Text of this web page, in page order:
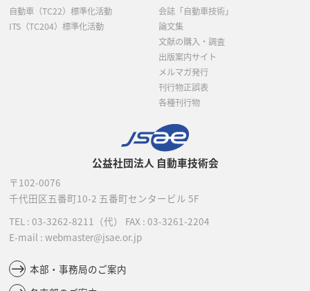
公益社団法人 自動車技術会
〒102-0076
千代田区五番町10-2 五番町センタービル 5F
TEL : 03-3262-8211 （代） FAX : 03-3261-2204
E-mail : webmaster@jsae.or.jp
本部・事務局のご案内
自動車（TC22）標準化活動
ITS（TC204）標準化活動
会誌「自動車技術」
論文集
文献の購入・調査
出版案内サイト
メルマガ発行
刊行物正誤表
各種刊行物